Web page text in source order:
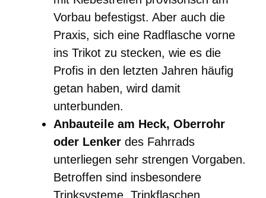
Vorbau befestigst. Aber auch die
Praxis, sich eine Radflasche vorne
ins Trikot zu stecken, wie es die
Profis in den letzten Jahren häufig
getan haben, wird damit
unterbunden.
Anbauteile am Heck, Oberrohr
oder Lenker des Fahrrads
unterliegen sehr strengen Vorgaben.
Betroffen sind insbesondere
Trinksysteme, Trinkflaschen,